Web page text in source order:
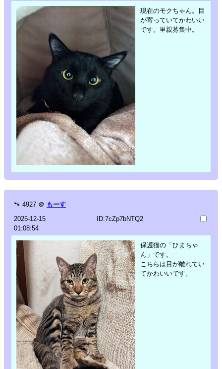
現在のモクちゃん。目
が寄っていてかわいい
です。里親募集中。
🐾 4927 ＠ もーす
2025-12-15
01:08:54
ID:7cZp7bNTQ2
保護猫の「ひまちゃ
ん」です。
こちらは目が離れてい
てかわいいです。